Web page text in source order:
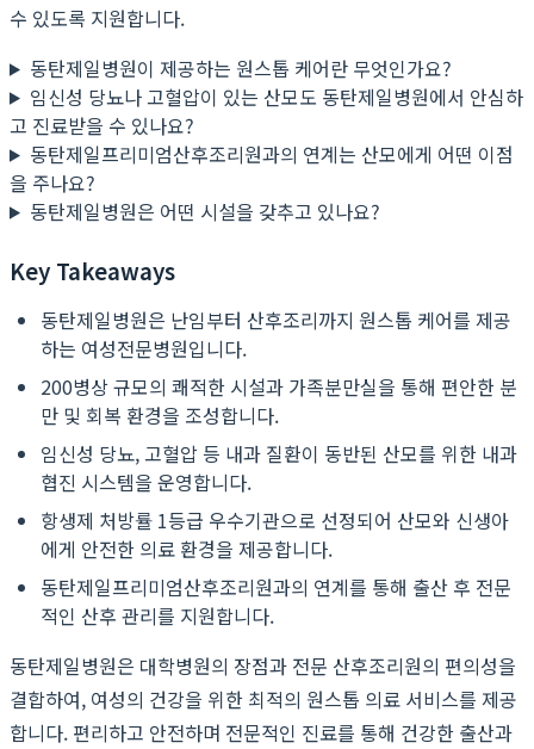
수 있도록 지원합니다.
동탄제일병원이 제공하는 원스톱 케어란 무엇인가요?
임신성 당뇨나 고혈압이 있는 산모도 동탄제일병원에서 안심하
고 진료받을 수 있나요?
동탄제일프리미엄산후조리원과의 연계는 산모에게 어떤 이점
을 주나요?
동탄제일병원은 어떤 시설을 갖추고 있나요?
Key Takeaways
동탄제일병원은 난임부터 산후조리까지 원스톱 케어를 제공
하는 여성전문병원입니다.
200병상 규모의 쾌적한 시설과 가족분만실을 통해 편안한 분
만 및 회복 환경을 조성합니다.
임신성 당뇨, 고혈압 등 내과 질환이 동반된 산모를 위한 내과
협진 시스템을 운영합니다.
항생제 처방률 1등급 우수기관으로 선정되어 산모와 신생아
에게 안전한 의료 환경을 제공합니다.
동탄제일프리미엄산후조리원과의 연계를 통해 출산 후 전문
적인 산후 관리를 지원합니다.
동탄제일병원은 대학병원의 장점과 전문 산후조리원의 편의성을
결합하여, 여성의 건강을 위한 최적의 원스톱 의료 서비스를 제공
합니다. 편리하고 안전하며 전문적인 진료를 통해 건강한 출산과